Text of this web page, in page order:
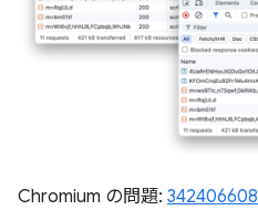
Chromium の問題: 342406608